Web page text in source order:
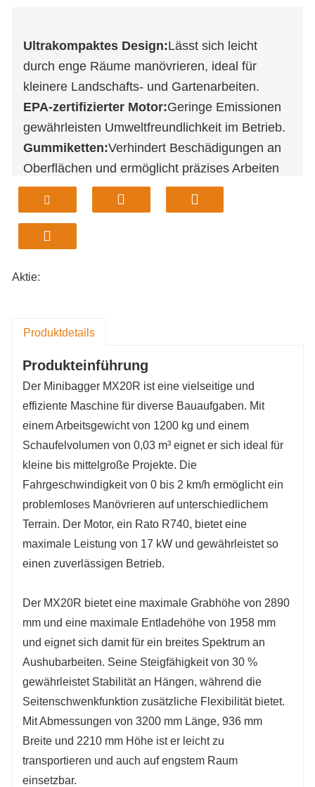
Ultrakompaktes Design:Lässt sich leicht
durch enge Räume manövrieren, ideal für
kleinere Landschafts- und Gartenarbeiten.
EPA-zertifizierter Motor:Geringe Emissionen
gewährleisten Umweltfreundlichkeit im Betrieb.
Gummiketten:Verhindert Beschädigungen an
Oberflächen und ermöglicht präzises Arbeiten
in der Nähe von Wänden und Gehwegen.
Einfache Pilotsteuerung:Schnelle Einrichtung
und Bedienung, daher auch für neue Benutzer
geeignet.
Einjährige Garantie:
Aktie:
Produktdetails
Produkteinführung
Der Minibagger MX20R ist eine vielseitige und
effiziente Maschine für diverse Bauaufgaben. Mit
einem Arbeitsgewicht von 1200 kg und einem
Schaufelvolumen von 0,03 m³ eignet er sich ideal für
kleine bis mittelgroße Projekte. Die
Fahrgeschwindigkeit von 0 bis 2 km/h ermöglicht ein
problemloses Manövrieren auf unterschiedlichem
Terrain. Der Motor, ein Rato R740, bietet eine
maximale Leistung von 17 kW und gewährleistet so
einen zuverlässigen Betrieb.
Der MX20R bietet eine maximale Grabhöhe von 2890
mm und eine maximale Entladehöhe von 1958 mm
und eignet sich damit für ein breites Spektrum an
Aushubarbeiten. Seine Steigfähigkeit von 30 %
gewährleistet Stabilität an Hängen, während die
Seitenschwenkfunktion zusätzliche Flexibilität bietet.
Mit Abmessungen von 3200 mm Länge, 936 mm
Breite und 2210 mm Höhe ist er leicht zu
transportieren und auch auf engstem Raum
einsetzbar.